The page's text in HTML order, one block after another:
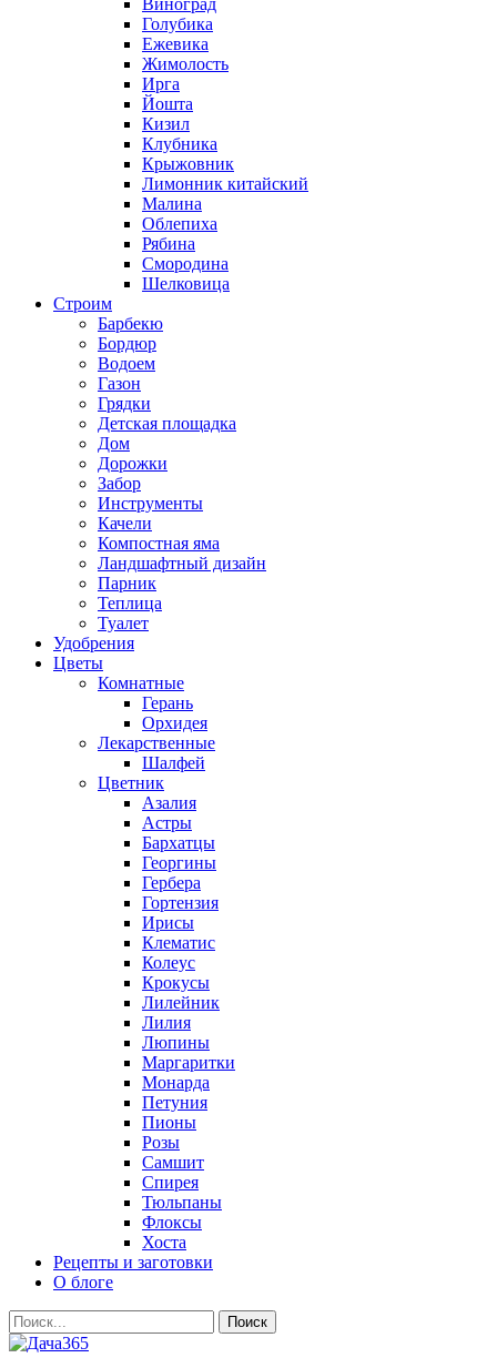
Виноград
Голубика
Ежевика
Жимолость
Ирга
Йошта
Кизил
Клубника
Крыжовник
Лимонник китайский
Малина
Облепиха
Рябина
Смородина
Шелковица
Строим
Барбекю
Бордюр
Водоем
Газон
Грядки
Детская площадка
Дом
Дорожки
Забор
Инструменты
Качели
Компостная яма
Ландшафтный дизайн
Парник
Теплица
Туалет
Удобрения
Цветы
Комнатные
Герань
Орхидея
Лекарственные
Шалфей
Цветник
Азалия
Астры
Бархатцы
Георгины
Гербера
Гортензия
Ирисы
Клематис
Колеус
Крокусы
Лилейник
Лилия
Люпины
Маргаритки
Монарда
Петуния
Пионы
Розы
Самшит
Спирея
Тюльпаны
Флоксы
Хоста
Рецепты и заготовки
О блоге